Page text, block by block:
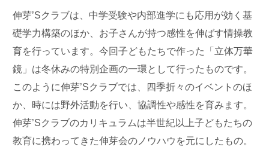
伸芽’Sクラブは、中学受験や内部進学にも応用が効く基
礎学力構築のほか、お子さんが持つ感性を伸ばす情操教
育を行っています。今回子どもたちで作った「立体万華
鏡」は冬休みの特別企画の一環として行ったものです。
このように伸芽’Sクラブでは、四季折々のイベントのほ
か、時には野外活動を行い、協調性や感性を育みます。
伸芽’Sクラブのカリキュラムは半世紀以上子どもたちの
教育に携わってきた伸芽会のノウハウを元にしたもの。